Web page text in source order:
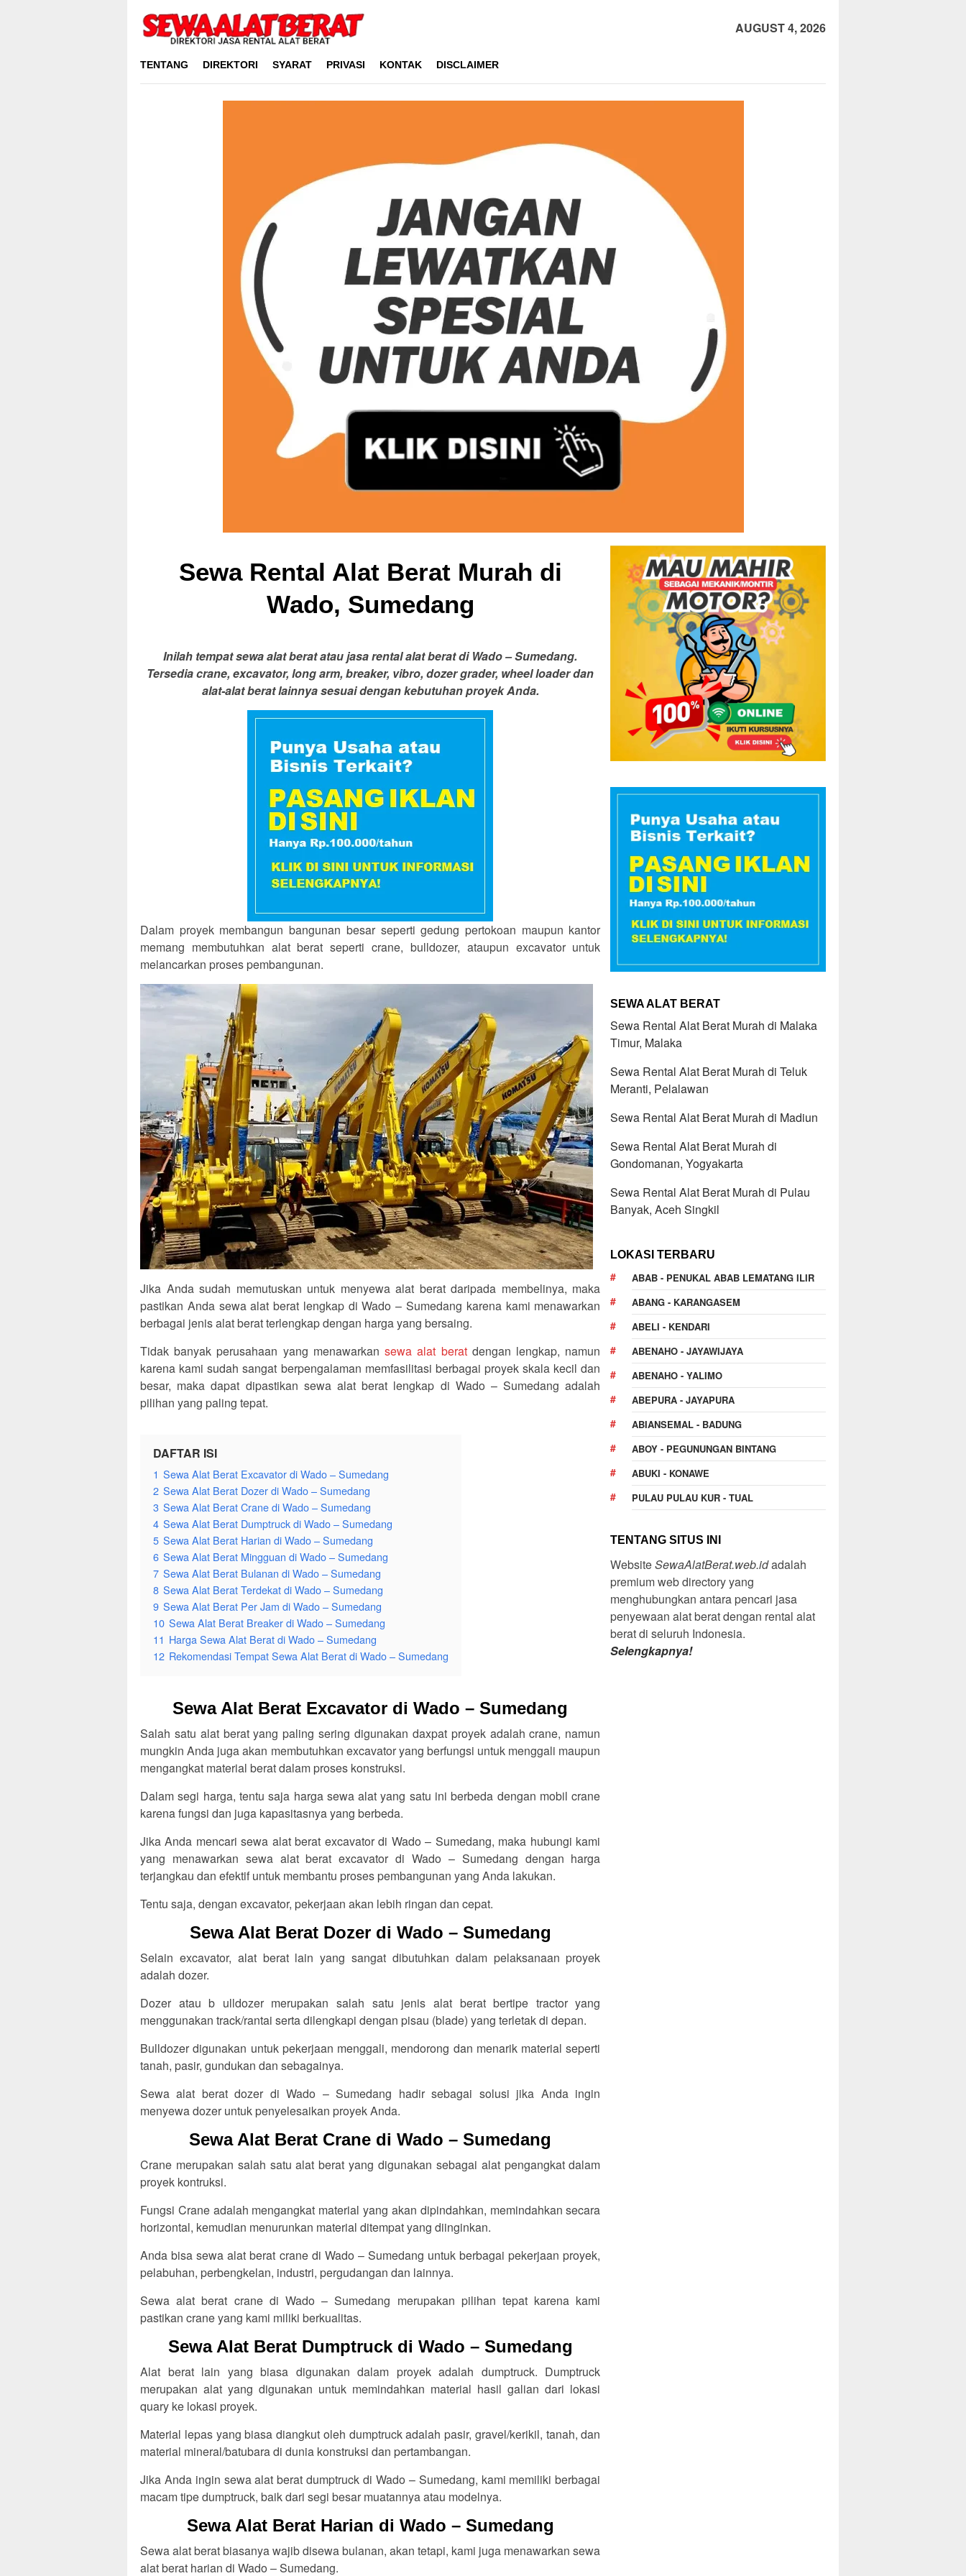
content
AUGUST 4, 2026
TENTANG DIREKTORI SYARAT PRIVASI KONTAK DISCLAIMER
Sewa Rental Alat Berat Murah di
Wado, Sumedang
Inilah tempat sewa alat berat atau jasa rental alat berat di Wado – Sumedang.
Tersedia crane, excavator, long arm, breaker, vibro, dozer grader, wheel loader dan
alat-alat berat lainnya sesuai dengan kebutuhan proyek Anda.
Dalam proyek membangun bangunan besar seperti gedung pertokoan maupun kantor
memang membutuhkan alat berat seperti crane, bulldozer, ataupun excavator untuk
melancarkan proses pembangunan.
Jika Anda sudah memutuskan untuk menyewa alat berat daripada membelinya, maka
pastikan Anda sewa alat berat lengkap di Wado – Sumedang karena kami menawarkan
berbagai jenis alat berat terlengkap dengan harga yang bersaing.
Tidak banyak perusahaan yang menawarkansewa alat beratdengan lengkap, namun
karena kami sudah sangat berpengalaman memfasilitasi berbagai proyek skala kecil dan
besar, maka dapat dipastikan sewa alat berat lengkap di Wado – Sumedang adalah
pilihan yang paling tepat.
DAFTAR ISI
1 Sewa Alat Berat Excavator di Wado – Sumedang
2 Sewa Alat Berat Dozer di Wado – Sumedang
3 Sewa Alat Berat Crane di Wado – Sumedang
4 Sewa Alat Berat Dumptruck di Wado – Sumedang
5 Sewa Alat Berat Harian di Wado – Sumedang
6 Sewa Alat Berat Mingguan di Wado – Sumedang
7 Sewa Alat Berat Bulanan di Wado – Sumedang
8 Sewa Alat Berat Terdekat di Wado – Sumedang
9 Sewa Alat Berat Per Jam di Wado – Sumedang
10 Sewa Alat Berat Breaker di Wado – Sumedang
11 Harga Sewa Alat Berat di Wado – Sumedang
12 Rekomendasi Tempat Sewa Alat Berat di Wado – Sumedang
Sewa Alat Berat Excavator di Wado – Sumedang
Salah satu alat berat yang paling sering digunakan daxpat proyek adalah crane, namun
mungkin Anda juga akan membutuhkan excavator yang berfungsi untuk menggali maupun
mengangkat material berat dalam proses konstruksi.
Dalam segi harga, tentu saja harga sewa alat yang satu ini berbeda dengan mobil crane
karena fungsi dan juga kapasitasnya yang berbeda.
Jika Anda mencari sewa alat berat excavator di Wado – Sumedang, maka hubungi kami
yang menawarkan sewa alat berat excavator di Wado – Sumedang dengan harga
terjangkau dan efektif untuk membantu proses pembangunan yang Anda lakukan.
Tentu saja, dengan excavator, pekerjaan akan lebih ringan dan cepat.
Sewa Alat Berat Dozer di Wado – Sumedang
Selain excavator, alat berat lain yang sangat dibutuhkan dalam pelaksanaan proyek
adalah dozer.
Dozer atau b ulldozer merupakan salah satu jenis alat berat bertipe tractor yang
menggunakan track/rantai serta dilengkapi dengan pisau (blade) yang terletak di depan.
Bulldozer digunakan untuk pekerjaan menggali, mendorong dan menarik material seperti
tanah, pasir, gundukan dan sebagainya.
Sewa alat berat dozer di Wado – Sumedang hadir sebagai solusi jika Anda ingin
menyewa dozer untuk penyelesaikan proyek Anda.
Sewa Alat Berat Crane di Wado – Sumedang
Crane merupakan salah satu alat berat yang digunakan sebagai alat pengangkat dalam
proyek kontruksi.
Fungsi Crane adalah mengangkat material yang akan dipindahkan, memindahkan secara
horizontal, kemudian menurunkan material ditempat yang diinginkan.
Anda bisa sewa alat berat crane di Wado – Sumedang untuk berbagai pekerjaan proyek,
pelabuhan, perbengkelan, industri, pergudangan dan lainnya.
Sewa alat berat crane di Wado – Sumedang merupakan pilihan tepat karena kami
pastikan crane yang kami miliki berkualitas.
Sewa Alat Berat Dumptruck di Wado – Sumedang
Alat berat lain yang biasa digunakan dalam proyek adalah dumptruck. Dumptruck
merupakan alat yang digunakan untuk memindahkan material hasil galian dari lokasi
quary ke lokasi proyek.
Material lepas yang biasa diangkut oleh dumptruck adalah pasir, gravel/kerikil, tanah, dan
material mineral/batubara di dunia konstruksi dan pertambangan.
Jika Anda ingin sewa alat berat dumptruck di Wado – Sumedang, kami memiliki berbagai
macam tipe dumptruck, baik dari segi besar muatannya atau modelnya.
Sewa Alat Berat Harian di Wado – Sumedang
Sewa alat berat biasanya wajib disewa bulanan, akan tetapi, kami juga menawarkan sewa
alat berat harian di Wado – Sumedang.
SEWA ALAT BERAT
Sewa Rental Alat Berat Murah di Malaka
Timur, Malaka
Sewa Rental Alat Berat Murah di Teluk
Meranti, Pelalawan
Sewa Rental Alat Berat Murah di Madiun
Sewa Rental Alat Berat Murah di
Gondomanan, Yogyakarta
Sewa Rental Alat Berat Murah di Pulau
Banyak, Aceh Singkil
LOKASI TERBARU
ABAB - PENUKAL ABAB LEMATANG ILIR
ABANG - KARANGASEM
ABELI - KENDARI
ABENAHO - JAYAWIJAYA
ABENAHO - YALIMO
ABEPURA - JAYAPURA
ABIANSEMAL - BADUNG
ABOY - PEGUNUNGAN BINTANG
ABUKI - KONAWE
PULAU PULAU KUR - TUAL
TENTANG SITUS INI
WebsiteSewaAlatBerat.web.idadalah
premium web directory yang
menghubungkan antara pencari jasa
penyewaan alat berat dengan rental alat
berat di seluruh Indonesia.
Selengkapnya!